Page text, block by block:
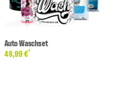
Auto Waschset
49,99 €*